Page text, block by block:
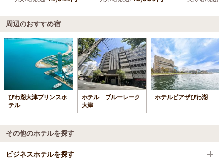
周辺のおすすめ宿
びわ湖大津プリンスホ
テル
ホテル ブルーレーク
大津
ホテルピアザびわ湖
その他のホテルを探す
ビジネスホテルを探す